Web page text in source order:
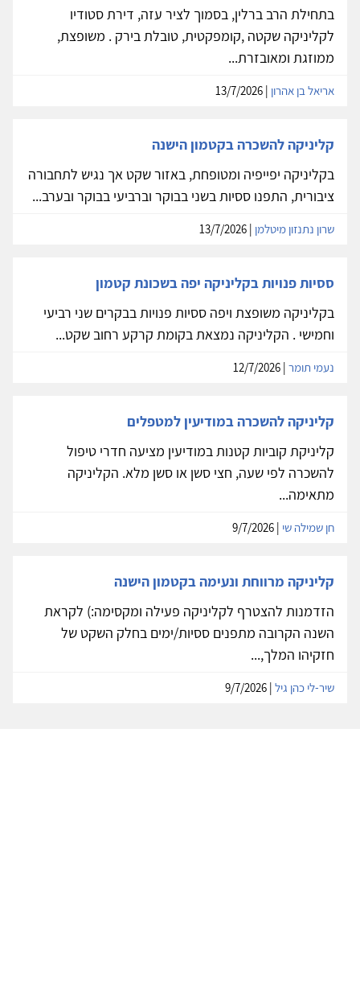
בתחילת הרב ברלין, בסמוך לציר עזה, דירת סטודיו
לקליניקה שקטה ,קומפקטית, טובלת בירק . משופצת,
ממוזגת ומאובזרת...
אריאל בן אהרון
קליניקה להשכרה בקטמון הישנה
בקליניקה יפייפיה ומטופחת, באזור שקט אך נגיש לתחבורה
ציבורית, התפנו ססיות בשני בבוקר וברביעי בבוקר ובערב...
שרון נתנזון מיטלמן
ססיות פנויות בקליניקה יפה בשכונת קטמון
בקליניקה משופצת ויפה ססיות פנויות בבקרים שני רביעי
וחמישי . הקליניקה נמצאת בקומת קרקע רחוב שקט...
נעמי תומר
קליניקה להשכרה במודיעין למטפלים
קליניקת קוביות קטנות במודיעין מציעה חדרי טיפול
להשכרה לפי שעה, חצי סשן או סשן מלא. הקליניקה
מתאימה...
חן שמילה שי
קליניקה מרווחת ונעימה בקטמון הישנה
הזדמנות להצטרף לקליניקה פעילה ומקסימה:) לקראת
השנה הקרובה מתפנים ססיות/ימים בחלק השקט של
חזקיהו המלך,...
שיר-לי כהן גיל